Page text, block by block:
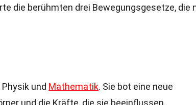
die berühmten drei Bewegungsgesetze, die
und Mathematik. Sie bot eine neue
und die Kräfte, die sie beeinflussen.